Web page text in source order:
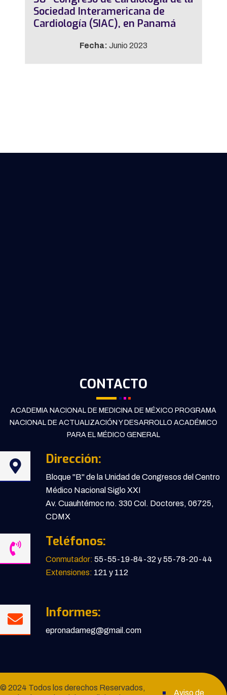
Sociedad Interamericana de
Cardiología (SIAC), en Panamá
Fecha: Junio 2023
CONTACTO
ACADEMIA NACIONAL DE MEDICINA DE MÉXICO PROGRAMA
NACIONAL DE ACTUALIZACIÓN Y DESARROLLO ACADÉMICO
PARA EL MÉDICO GENERAL
Dirección:
Bloque "B" de la Unidad de Congresos del Centro
Médico Nacional Siglo XXI
Av. Cuauhtémoc no. 330 Col. Doctores, 06725,
CDMX
Teléfonos:
Conmutador: 55-55-19-84-32 y 55-78-20-44
Extensiones: 121 y 112
Informes:
epronadameg@gmail.com
Aviso de
© 2024 Todos los derechos Reservados,